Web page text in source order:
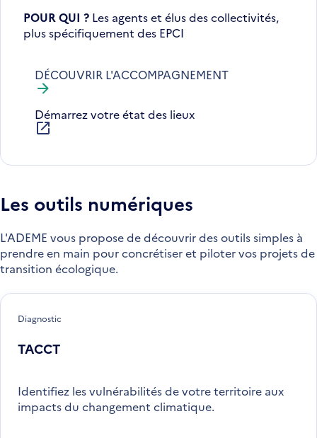
POUR QUI ? Les agents et élus des collectivités,
plus spécifiquement des EPCI
DÉCOUVRIR L'ACCOMPAGNEMENT
Démarrez votre état des lieux
une
Les outils numériques
L'ADEME vous propose de découvrir des outils simples à
prendre en main pour concrétiser et piloter vos projets de
transition écologique.
Diagnostic
TACCT
Identifiez les vulnérabilités de votre territoire aux
impacts du changement climatique.